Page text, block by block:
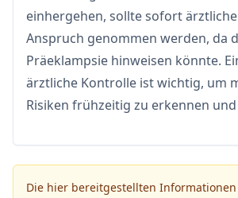
einhergehen, sollte sofort
Anspruch genommen werden, da
Präeklampsie hinweisen könnte.
ärztliche Kontrolle ist wichtig, um
Risiken frühzeitig zu erkennen
Die hier bereitgestellten